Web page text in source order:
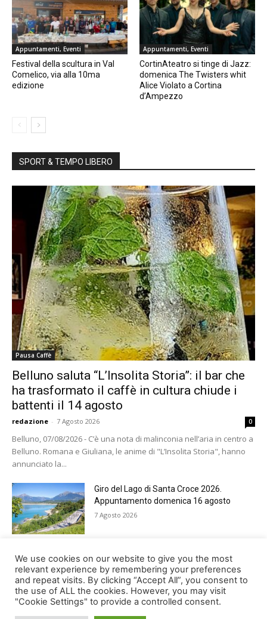
Appuntamenti, Eventi
Festival della scultura in Val
Comelico, via alla 10ma
edizione
Appuntamenti, Eventi
CortinAteatro si tinge di Jazz:
domenica The Twisters whit
Alice Violato a Cortina
d’Ampezzo
SPORT & TEMPO LIBERO
Pausa Caffè
Belluno saluta “L’Insolita Storia”: il bar che
ha trasformato il caffè in cultura chiude i
battenti il 14 agosto
redazione - 7 Agosto 2026 0
Belluno, 07/08/2026 - C’è una nota di malinconia nell’aria in centro a
Belluno. Romana e Giuliana, le anime di "L’Insolita Storia", hanno
annunciato la...
Giro del Lago di Santa Croce 2026.
Appuntamento domenica 16 agosto
7 Agosto 2026
Belluno rende omaggio ai cugini
Alessandro e Andrea Bristot
6 Agosto 2026
We use cookies on our website to give you the most
relevant experience by remembering your preferences
and repeat visits. By clicking “Accept All”, you consent to
the use of ALL the cookies. However, you may visit
"Cookie Settings" to provide a controlled consent.